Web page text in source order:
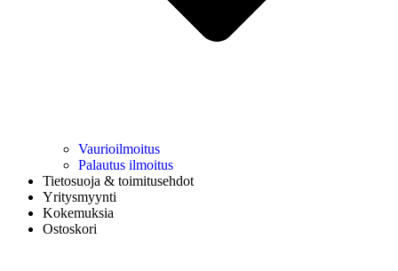
Vaurioilmoitus
Palautus ilmoitus
Tietosuoja & toimitusehdot
Yritysmyynti
Kokemuksia
Ostoskori